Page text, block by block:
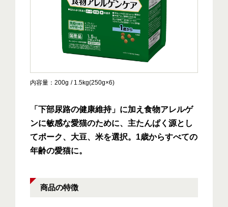
内容量 200g 1.5kg(250g×6)
「下部尿路の健康維持」に加え食物アレルゲ
ンに敏感な愛猫のために、主たんぱく源とし
てポーク、大豆、米を選択。1歳からすべての
年齢の愛猫に。
商品の特徴